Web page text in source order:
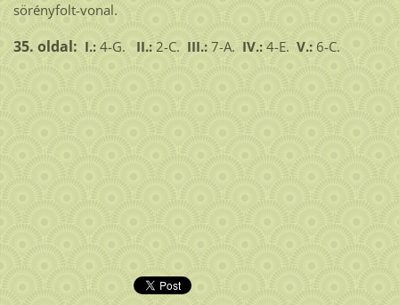
sörényfolt-vonal.
35. oldal: I.:4-G. II.:2-C. III.:7-A. IV.:4-E.V.:6-C.